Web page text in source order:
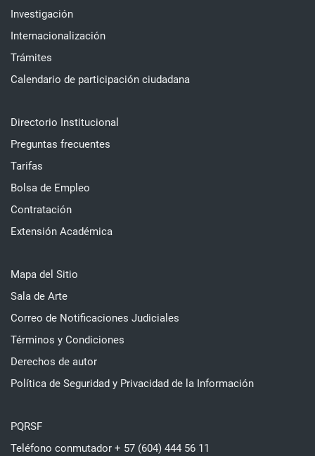
Investigación
Internacionalización
Trámites
Calendario de participación ciudadana
Directorio Institucional
Preguntas frecuentes
Tarifas
Bolsa de Empleo
Contratación
Extensión Académica
Mapa del Sitio
Sala de Arte
Correo de Notificaciones Judiciales
Términos y Condiciones
Derechos de autor
Política de Seguridad y Privacidad de la Información
PQRSF
Teléfono conmutador + 57 (604) 444 56 11